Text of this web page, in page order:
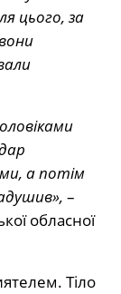
цього, за
а потім
–
обласної
Тіло